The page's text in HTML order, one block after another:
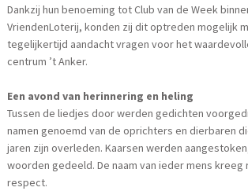
Dankzij hun benoeming tot Club van de Week
VriendenLoterij, konden zij dit optreden mogelijk
tegelijkertijd aandacht vragen voor het
centrum ’t Anker.
Een avond van herinnering en heling
Tussen de liedjes door werden gedichten
namen genoemd van de oprichters en dierbaren
jaren zijn overleden. Kaarsen werden
woorden gedeeld. De naam van ieder mens kreeg
respect.